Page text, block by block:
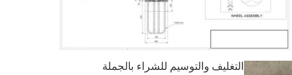
التغليف والتوسيم للشراء بالجملة